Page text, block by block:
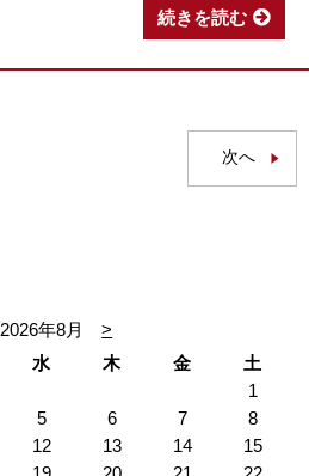
続きを読む
次へ
2026年8月
>
水 木 金
土
1
5 6 7
8
12 13 14
15